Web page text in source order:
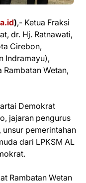
),- Ketua Fraksi
dr. Hj. Ratnawati,
Cirebon,
Indramayu),
Rambatan Wetan,
Demokrat
jajaran pengurus
pemerintahan
dari LPKSM AL
Rambatan Wetan